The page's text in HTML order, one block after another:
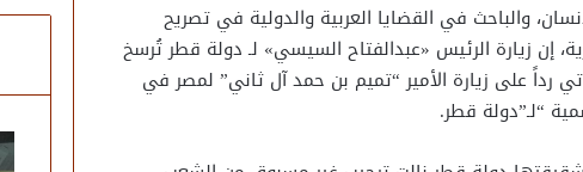
والباحث في القضايا العربية والدولية في تصريح
إن زيارة الرئيس «عبدالفتاح السيسي» لـ دولة قطر تُرسخ
رداً على زيارة الأمير “تميم بن حمد آل ثاني” لمصر في
“لـ”دولة قطر.